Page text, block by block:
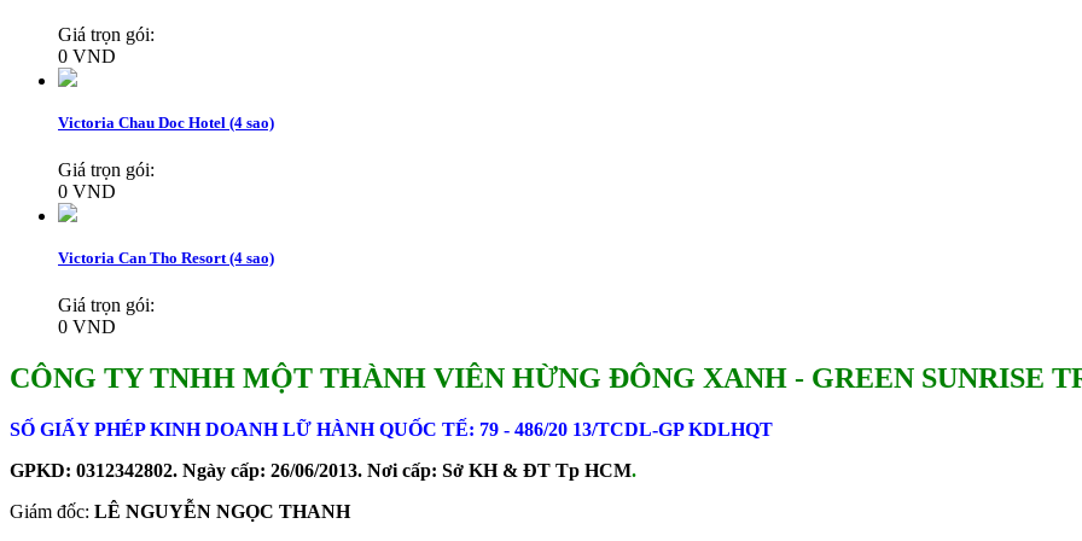
Giá trọn gói:
0 VND
Victoria Chau Doc Hotel (4 sao)
Giá trọn gói:
0 VND
Victoria Can Tho Resort (4 sao)
Giá trọn gói:
0 VND
CÔNG TY TNHH MỘT THÀNH VIÊN HỪNG ĐÔNG XANH - GREEN SUNRISE
SỐ GIẤY PHÉP KINH DOANH LỮ HÀNH QUỐC TẾ: 79 - 486/20 13/TCDL-GP KDLHQT
GPKD: 0312342802. Ngày cấp: 26/06/2013. Nơi cấp: Sở KH & ĐT Tp HCM.
Giám đốc: LÊ NGUYỄN NGỌC THANH